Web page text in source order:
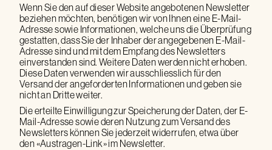
Wenn Sie den auf dieser Website angebotenen Newsletter
beziehen möchten, benötigen wir von Ihnen eine E-Mail-
Adresse sowie Informationen, welche uns die Überprüfung
gestatten, dass Sie der Inhaber der angegebenen E-Mail-
Adresse sind und mit dem Empfang des Newsletters
einverstanden sind. Weitere Daten werden nicht erhoben.
Diese Daten verwenden wir ausschliesslich für den
Versand der angeforderten Informationen und geben sie
nicht an Dritte weiter.
Die erteilte Einwilligung zur Speicherung der Daten, der E-
Mail-Adresse sowie deren Nutzung zum Versand des
Newsletters können Sie jederzeit widerrufen, etwa über
den «Austragen-Link» im Newsletter.